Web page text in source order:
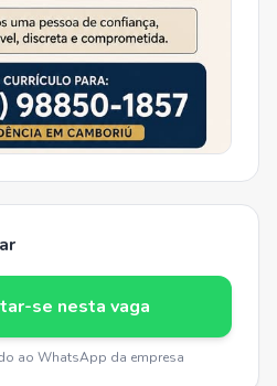
se nesta vaga
ao WhatsApp da empresa